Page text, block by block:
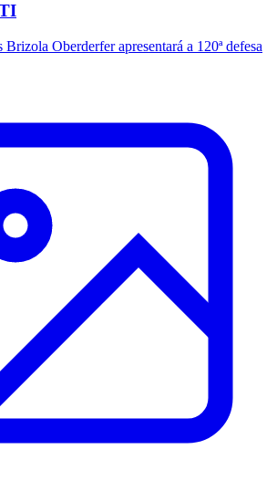
Oberderfer apresentará a 120ª defesa